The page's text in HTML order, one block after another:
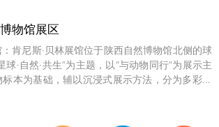
物馆展区
球·自然·共生”为主题，以“与动物同行”为展示主
本为基础，辅以沉浸式展示方法，分为多彩亚
洲、奇异北极、神秘澳洲、生存法则、江海律
通道、互动体验等10个展示体验区，共展出七